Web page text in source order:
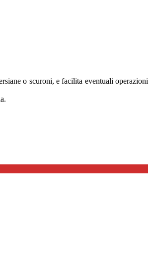
o scuroni, e facilita eventuali operazioni